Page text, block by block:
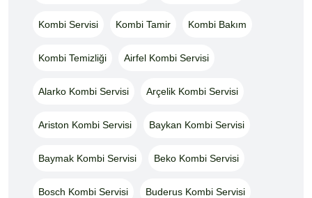
Kombi Servisi Kombi Tamir Kombi Bakım
Kombi Temizliği Airfel Kombi Servisi
Alarko Kombi Servisi Arçelik Kombi Servisi
Ariston Kombi Servisi Baykan Kombi Servisi
Baymak Kombi Servisi Beko Kombi Servisi
Bosch Kombi Servisi Buderus Kombi Servisi